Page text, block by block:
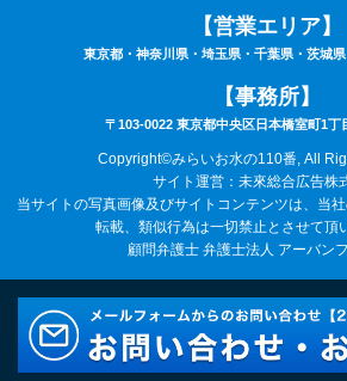
⑫9時00分～20時00分以外の出張をご希望の場合は特別出
⑬作業車の駐車場のご用意が無い場合は、別途駐車料金が
合わせやご要望に対して誠意をもって対応するよう心がけ
に、日々お客様にサポートを提供している従業員及び関係
ることも重視しています。
や行為、社会通念上過剰な要求など、従業員及び、委託ス
トに該当する行為と判断した場合は、サービスなどの提供
合がございます。
また、これらの行為が悪質と判断される場合には、警察及
え、然るべき対応を取らせていただきます。ご理解とご協
【営業エリア】
東京都・神奈川県・埼玉県・千葉県・茨城
【事務所】
〒103-0022 東京都中央区日本橋室町1丁
Copyright©みらいお水の110番, All
サイト運営：未來総合広告株
当サイトの写真画像及びサイトコンテンツは、当
転載、類似行為は一切禁止とさせて頂
顧問弁護士 弁護士法人 アーバン